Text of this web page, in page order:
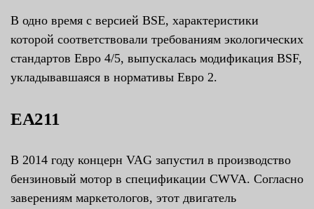
В одно время с версией BSE, характеристики
которой соответствовали требованиям экологических
стандартов Евро 4/5, выпускалась модификация BSF,
укладывавшаяся в нормативы Евро 2.
EA211
В 2014 году концерн VAG запустил в производство
бензиновый мотор в спецификации CWVA. Согласно
заверениям маркетологов, этот двигатель